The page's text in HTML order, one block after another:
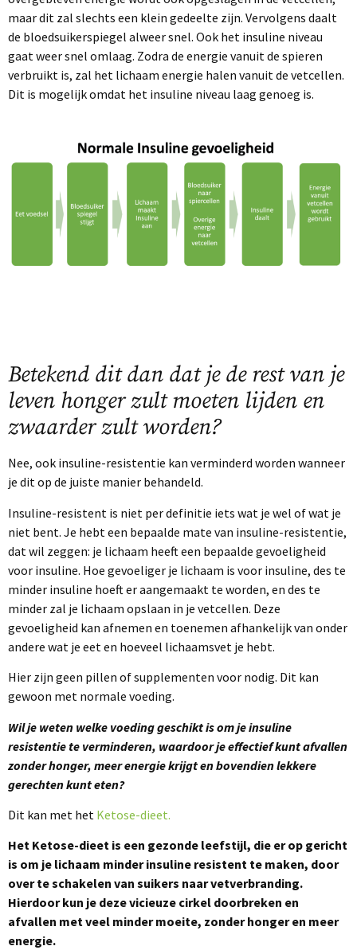
maar dit zal slechts een klein gedeelte zijn. Vervolgens daalt
de bloedsuikerspiegel alweer snel. Ook het insuline niveau
gaat weer snel omlaag. Zodra de energie vanuit de spieren
verbruikt is, zal het lichaam energie halen vanuit de vetcellen.
Dit is mogelijk omdat het insuline niveau laag genoeg is.
Betekend dit dan dat je de rest van je
leven honger zult moeten lijden en
zwaarder zult worden?
Nee, ook insuline-resistentie kan verminderd worden wanneer
je dit op de juiste manier behandeld.
Insuline-resistent is niet per definitie iets wat je wel of wat je
niet bent. Je hebt een bepaalde mate van insuline-resistentie,
dat wil zeggen: je lichaam heeft een bepaalde gevoeligheid
voor insuline. Hoe gevoeliger je lichaam is voor insuline, des te
minder insuline hoeft er aangemaakt te worden, en des te
minder zal je lichaam opslaan in je vetcellen. Deze
gevoeligheid kan afnemen en toenemen afhankelijk van onder
andere wat je eet en hoeveel lichaamsvet je hebt.
Hier zijn geen pillen of supplementen voor nodig. Dit kan
gewoon met normale voeding.
Wil je weten welke voeding geschikt is om je insuline
resistentie te verminderen, waardoor je effectief kunt afvallen
zonder honger, meer energie krijgt en bovendien lekkere
gerechten kunt eten?
Dit kan met het Ketose-dieet.
Het Ketose-dieet is een gezonde leefstijl, die er op gericht
is om je lichaam minder insuline resistent te maken, door
over te schakelen van suikers naar vetverbranding.
Hierdoor kun je deze vicieuze cirkel doorbreken en
afvallen met veel minder moeite, zonder honger en meer
energie.